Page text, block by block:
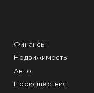
Финансы
Недвижимость
Авто
Происшествия